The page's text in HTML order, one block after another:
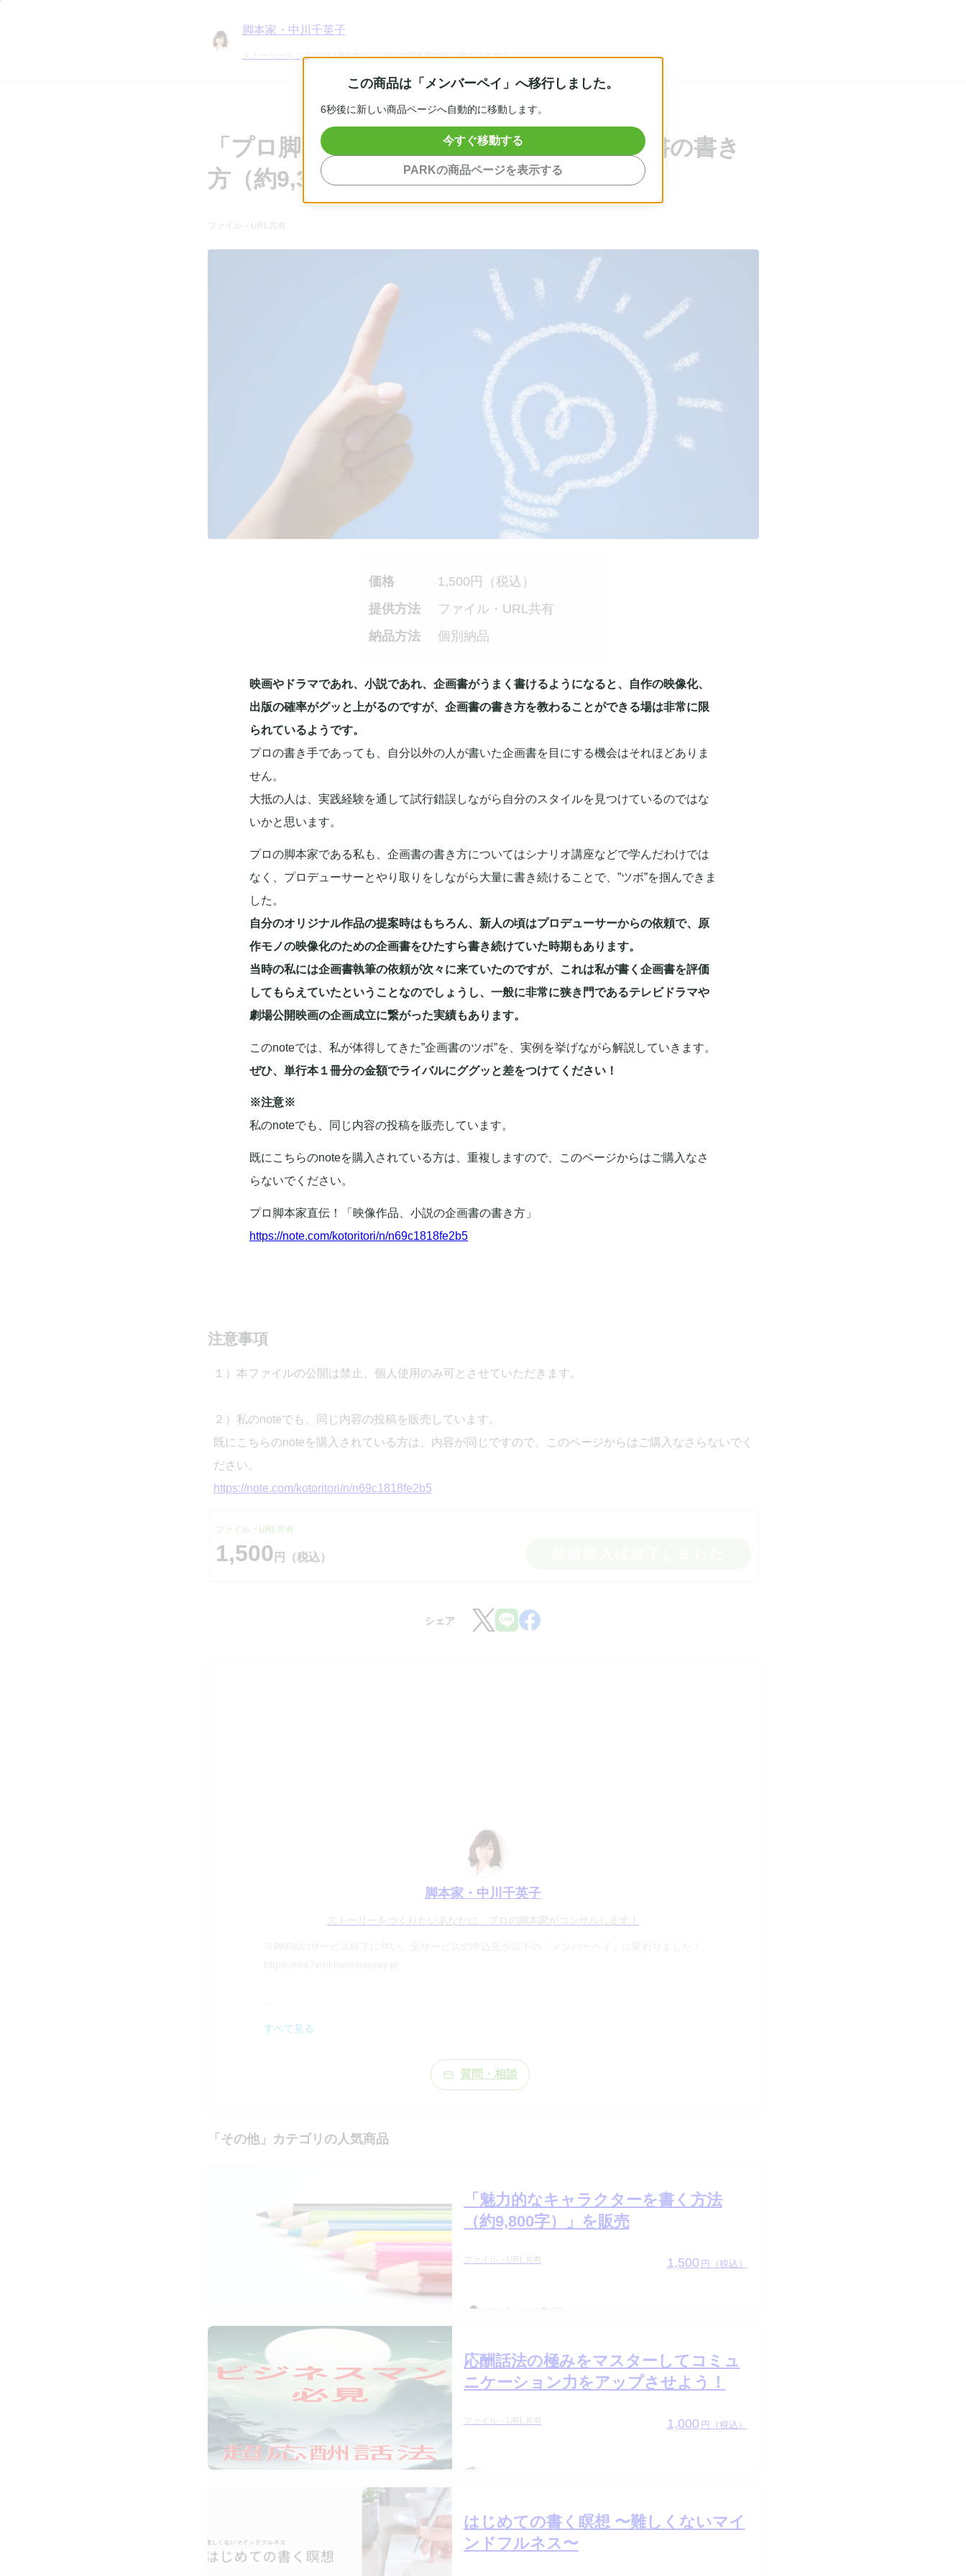
脚本家・中川千英子
ストーリーをつくりたいあなたに、プロの脚本家がコンサルします！
「プロ脚本家直伝！映像作品、小説の企画書の書き
方（約9,300字）」を販売
ファイル・URL共有
価格 1,500 円（税込）
提供方法
ファイル・URL共有
納品方法
個別納品
映画やドラマであれ、小説であれ、企画書がうまく書けるようになると、自作の映像化、
出版の確率がグッと上がるのですが、企画書の書き方を教わることができる場は非常に限
られているようです。
プロの書き手であっても、自分以外の人が書いた企画書を目にする機会はそれほどありま
せん。
大抵の人は、実践経験を通して試行錯誤しながら自分のスタイルを見つけているのではな
いかと思います。
プロの脚本家である私も、企画書の書き方についてはシナリオ講座などで学んだわけでは
なく、プロデューサーとやり取りをしながら大量に書き続けることで、”ツボ”を掴んできま
した。
自分のオリジナル作品の提案時はもちろん、新人の頃はプロデューサーからの依頼で、原
作モノの映像化のための企画書をひたすら書き続けていた時期もあります。
当時の私には企画書執筆の依頼が次々に来ていたのですが、これは私が書く企画書を評価
してもらえていたということなのでしょうし、一般に非常に狭き門であるテレビドラマや
劇場公開映画の企画成立に繋がった実績もあります。
このnoteでは、私が体得してきた”企画書のツボ”を、実例を挙げながら解説していきます。
ぜひ、単行本１冊分の金額でライバルにググッと差をつけてください！
※注意※
私のnoteでも、同じ内容の投稿を販売しています。
既にこちらのnoteを購入されている方は、重複しますので、このページからはご購入なさ
らないでください。
プロ脚本家直伝！「映像作品、小説の企画書の書き方」
https://note.com/kotoritori/n/n69c1818fe2b5
注意事項
１）本ファイルの公開は禁止、個人使用のみ可とさせていただきます。
２）私のnoteでも、同じ内容の投稿を販売しています。
既にこちらのnoteを購入されている方は、内容が同じですので、このページからはご購入なさらないでく
ださい。
https://note.com/kotoritori/n/n69c1818fe2b5
ファイル・URL共有
1,500 円（税込）
シェア
脚本家・中川千英子
すべて見る
mail_outline 質問・相談
「 その他」カテゴリ の人気商品
「魅力的なキャラクターを書く方法
（約9,800字）」を販売
ファイル・URL共有 1,500 円（税込）
応酬話法の極みをマスターしてコミュ
ニケーション力をアップさせよう！
ファイル・URL共有 1,000 円（税込）
はじめての書く瞑想 〜難しくないマイ
ンドフルネス〜
この商品は「メンバーペイ」へ移行しました。
5秒後に新しい商品ページへ自動的に移動します。
今すぐ移動する
PARKの商品ページを表示する